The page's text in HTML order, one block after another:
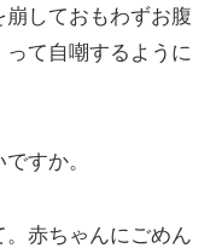
しておもわずお腹
て自嘲するように
すか。
赤ちゃんにごめん